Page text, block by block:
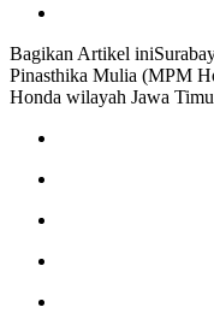
Bagikan Artikel
Pinasthika Mulia (MPM
Honda wilayah Jawa